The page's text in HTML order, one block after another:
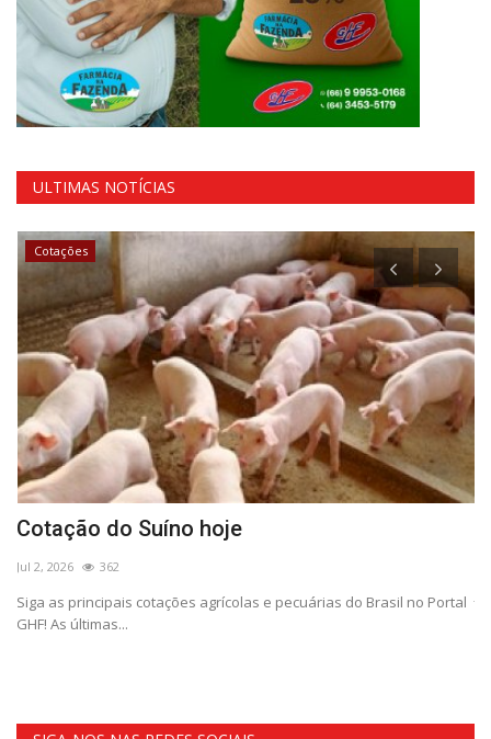
ULTIMAS NOTÍCIAS
Cotações
Cotação do Suíno hoje
Jul 2, 2026 362
Siga as principais cotações agrícolas e pecuárias do Brasil no Portal
GHF! As últimas...